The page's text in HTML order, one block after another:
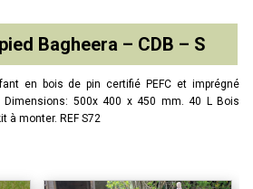
Bagheera – CDB – S
en bois de pin certifié PEFC et imprégné
500x 400 x 450 mm. 40 L Bois
à monter. REF S72